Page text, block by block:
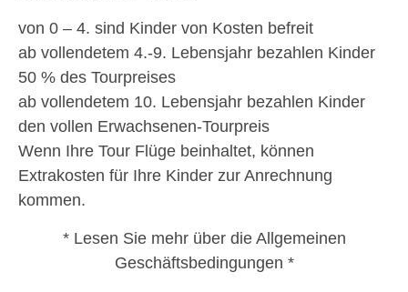
von 0 – 4. sind Kinder von Kosten befreit
ab vollendetem 4.-9. Lebensjahr bezahlen Kinder
50 % des Tourpreises
ab vollendetem 10. Lebensjahr bezahlen Kinder
den vollen Erwachsenen-Tourpreis
Wenn Ihre Tour Flüge beinhaltet, können
Extrakosten für Ihre Kinder zur Anrechnung
kommen.
* Lesen Sie mehr über die Allgemeinen
Geschäftsbedingungen *